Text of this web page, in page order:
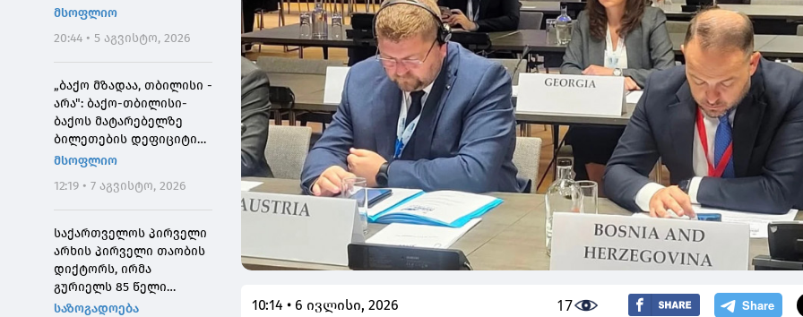
დროს მოკლეს
მსოფლიო
20:44 • 5 აგვისტო, 2026
„ბაქო მზადაა, თბილისი -
არა": ბაქო-თბილისი-
ბაქოს მატარებელზე
ბილეთების დეფიციტის
მიზეზი
მსოფლიო
12:19 • 7 აგვისტო, 2026
საქართველოს პირველი
არხის პირველი თაობის
დიქტორს, ირმა
გურიელს 85 წელი
შეუსრულდა
საზოგადოება
10:14 • 6 ივლისი, 2026 17